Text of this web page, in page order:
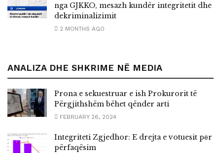
nga GJKKO, mesazh kundër integritetit dhe
dekriminalizimit
2 MONTHS AGO
ANALIZA DHE SHKRIME NË MEDIA
Prona e sekuestruar e ish Prokurorit të
Përgjithshëm bëhet qënder arti
FEBRUARY 26, 2024
Integriteti Zgjedhor: E drejta e votuesit pёr
përfaqësim